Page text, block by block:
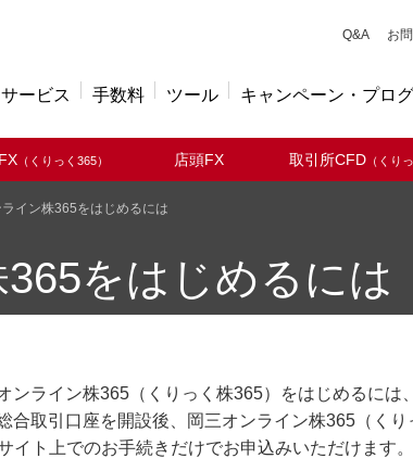
Q&Aキュー
お
ービス 手数料 ツール キャンペーン・プロ
（くりっく365） 店頭FX 取引所CFD（くりっ
ライン株365をはじめるには
をはじめるには
ンライン株365（くりっく株365）をはじめるには
合取引口座を開設後、岡三オンライン株365（く
イト上でのお手続きだけでお申込みいただけます